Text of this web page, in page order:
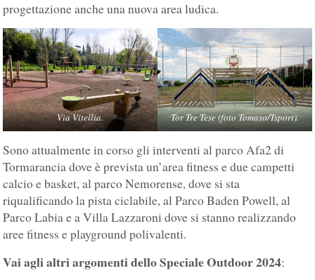
progettazione anche una nuova area ludica.
Via Vitellia. Tor Tre Tese (foto Tomaso/Tsport).
Sono attualmente in corso gli interventi al parco Afa2 di
Tormarancia dove è prevista un’area fitness e due campetti
calcio e basket, al parco Nemorense, dove si sta
riqualificando la pista ciclabile, al Parco Baden Powell, al
Parco Labia e a Villa Lazzaroni dove si stanno realizzando
aree fitness e playground polivalenti.
Vai agli altri argomenti dello Speciale Outdoor 2024: